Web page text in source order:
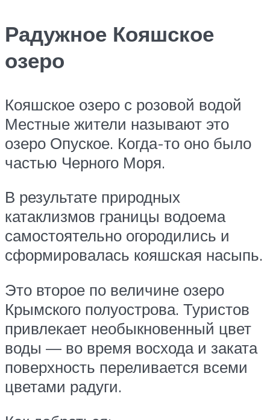
Радужное Кояшское
озеро
Кояшское озеро с розовой водой
Местные жители называют это
озеро Опуское. Когда-то оно было
частью Черного Моря.
В результате природных
катаклизмов границы водоема
самостоятельно огородились и
сформировалась кояшская насыпь.
Это второе по величине озеро
Крымского полуострова. Туристов
привлекает необыкновенный цвет
воды — во время восхода и заката
поверхность переливается всеми
цветами радуги.